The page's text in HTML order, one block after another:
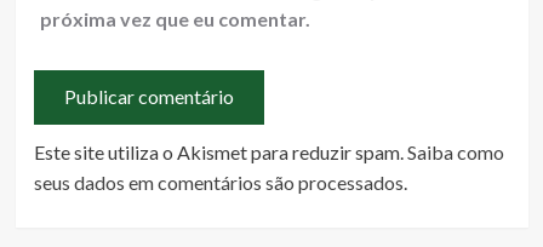
próxima vez que eu comentar.
Este site utiliza o Akismet para reduzir spam.Saiba como
seus dados em comentários são processados.